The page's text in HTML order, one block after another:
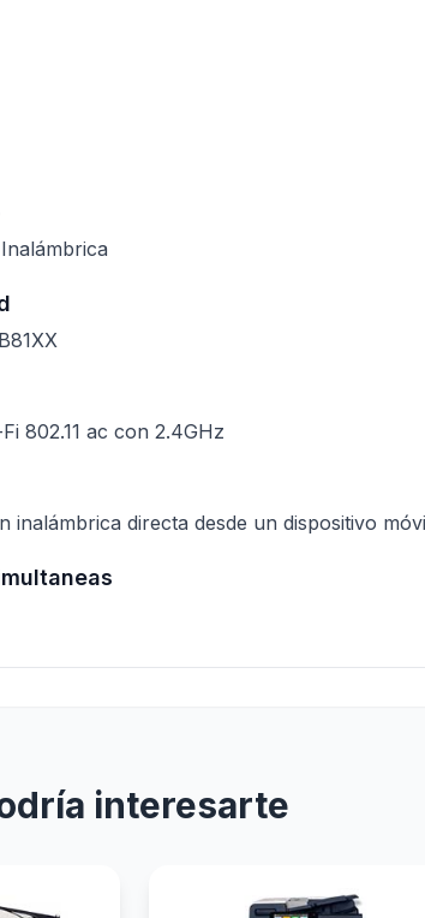
802.11 ac con 2.4GHz
inalámbrica directa desde un dispositivo
interesarte